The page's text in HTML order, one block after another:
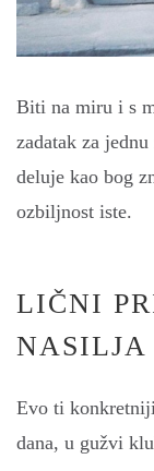
Biti na miru i s
zadatak za
deluje kao bog
ozbiljnost iste.
LIČNI
NASILJA
Evo ti
dana, u gužvi